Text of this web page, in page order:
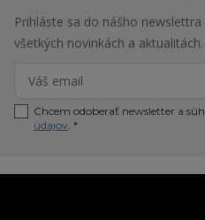
Prihláste sa do nášho
všetkých novinkách a aktualitách.
Chcem odoberať newsletter a
údajov. *